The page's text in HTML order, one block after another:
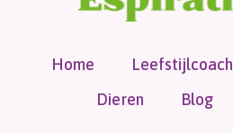
Home Leefstijlcoach
Dieren
Blog